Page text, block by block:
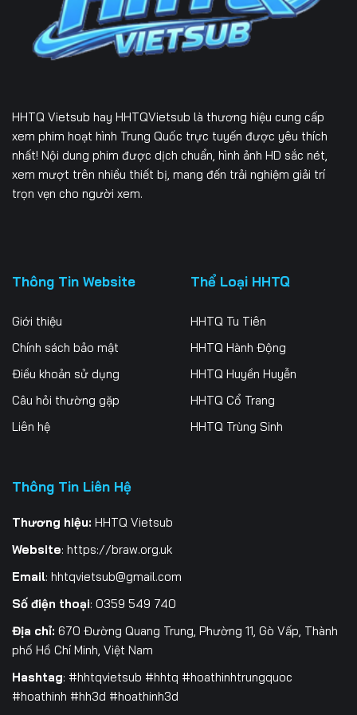
HHTQ Vietsub hay HHTQVietsub là thương hiệu cung cấp
xem phim hoạt hình Trung Quốc trực tuyến được yêu thích
nhất! Nội dung phim được dịch chuẩn, hình ảnh HD sắc nét,
xem mượt trên nhiều thiết bị, mang đến trải nghiệm giải trí
trọn vẹn cho người xem.
Thông Tin Website
Giới thiệu
Chính sách bảo mật
Điều khoản sử dụng
Câu hỏi thường gặp
Liên hệ
Thể Loại HHTQ
HHTQ Tu Tiên
HHTQ Hành Động
HHTQ Huyền Huyễn
HHTQ Cổ Trang
HHTQ Trùng Sinh
Thông Tin Liên Hệ
Thương hiệu: HHTQ Vietsub
Website: https://braw.org.uk
Email: hhtqvietsub@gmail.com
Số điện thoại: 0359 549 740
Địa chỉ: 670 Đường Quang Trung, Phường 11, Gò Vấp, Thành
phố Hồ Chí Minh, Việt Nam
Hashtag: #hhtqvietsub #hhtq #hoathinhtrungquoc
#hoathinh #hh3d #hoathinh3d